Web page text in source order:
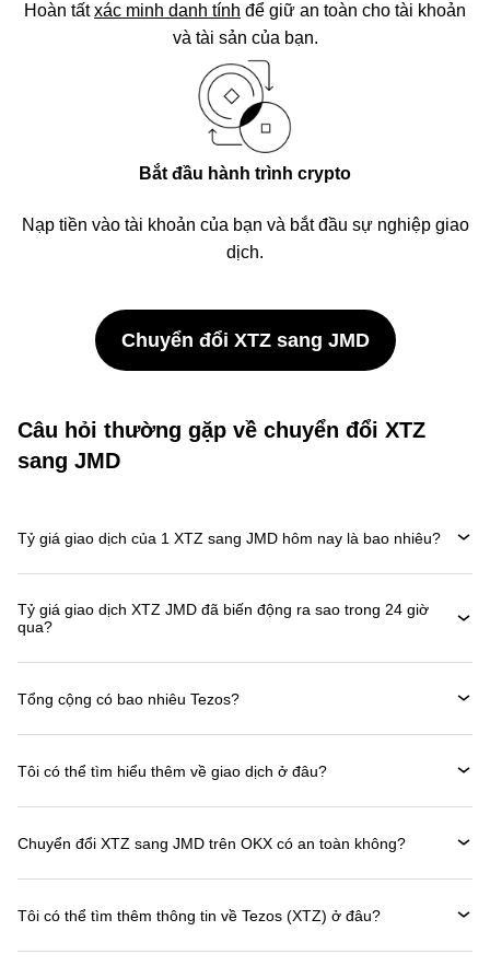
Hoàn tấtxác minh danh tính để giữ an toàn cho tài khoản
và tài sản của bạn.
Bắt đầu hành trình crypto
Nạp tiền vào tài khoản của bạn và bắt đầu sự nghiệp giao
dịch.
Chuyển đổi XTZ sang JMD
Câu hỏi thường gặp về chuyển đổi XTZ
sang JMD
Tỷ giá giao dịch của 1 XTZ sang JMD hôm nay là bao nhiêu?
Tỷ giá giao dịch XTZ JMD đã biến động ra sao trong 24 giờ
qua?
Tổng cộng có bao nhiêu Tezos?
Tôi có thể tìm hiểu thêm về giao dịch ở đâu?
Chuyển đổi XTZ sang JMD trên OKX có an toàn không?
Tôi có thể tìm thêm thông tin về Tezos (XTZ) ở đâu?